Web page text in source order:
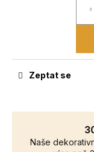
Zeptat se
Naše